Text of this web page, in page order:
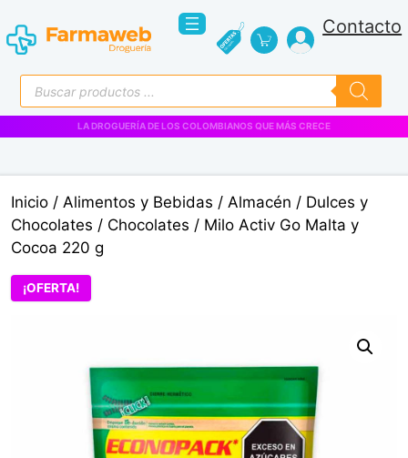
al
contenido
Contacto
Búsqueda
de
productos
LA DROGUERÍA DE LOS COLOMBIANOS QUE MÁS CRECE
Inicio / Alimentos y Bebidas / Almacén / Dulces y
Chocolates / Chocolates / Milo Activ Go Malta y
Cocoa 220 g
¡OFERTA!